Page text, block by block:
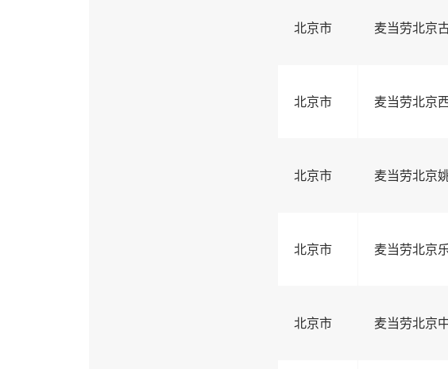
北京市 麦当劳北京
北京市 麦当劳北京
北京市 麦当劳北京
北京市 麦当劳北京
北京市 麦当劳北京